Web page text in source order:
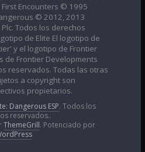
Encounters © 1995
© 2012, 2013
Todos los derechos
de Elite El logotipo de
y el logotipo de Frontier
de Frontier Developments
reservados. Todas las otras
a copyright son
propietarios.
Dangerous ESP. Todos los
reservados..
ThemeGrill. Potenciado por